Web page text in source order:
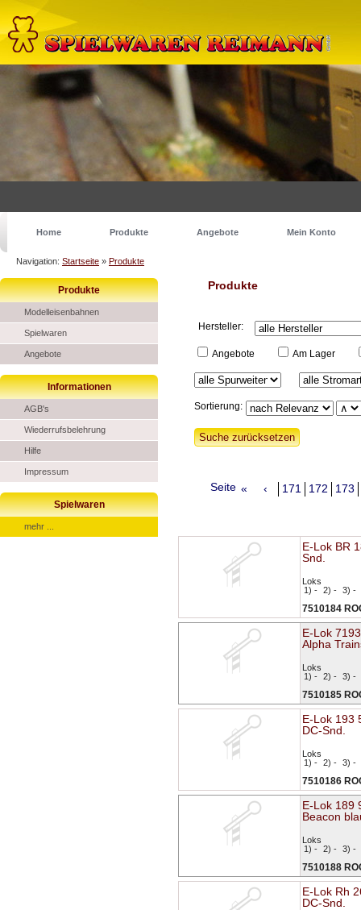
Home Produkte Angebote Mein Konto
Navigation: Startseite » Produkte
Produkte
Modelleisenbahnen
Spielwaren
Angebote
Informationen
AGB's
Wiederrufsbelehrung
Hilfe
Impressum
Spielwaren
mehr ...
Produkte
Hersteller:
Angebote Am Lager
Sortierung:
Seite « ‹ 171 172 173
E-Lok BR
Snd.
Loks
1) - 2) - 3) -
7510184
E-Lok
Alpha
Loks
1) - 2) - 3) -
7510185
E-Lok 193
DC-Snd.
Loks
1) - 2) - 3) -
7510186
E-Lok 189
Beacon
Loks
1) - 2) - 3) -
7510188
E-Lok Rh
DC-Snd.